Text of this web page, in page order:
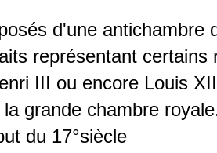
d'une antichambre
représentant certains
III ou encore Louis
grande chambre
du 17°siècle